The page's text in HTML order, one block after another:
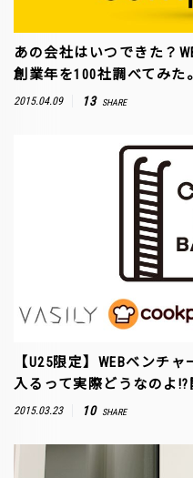
あの会社はいつできた？
創業年を100社調べてみた。
2015.04.09 13 SHARE
【U25限定】WEBベンチ
入るって実際どうなのよ!?
2015.03.23 10 SHARE